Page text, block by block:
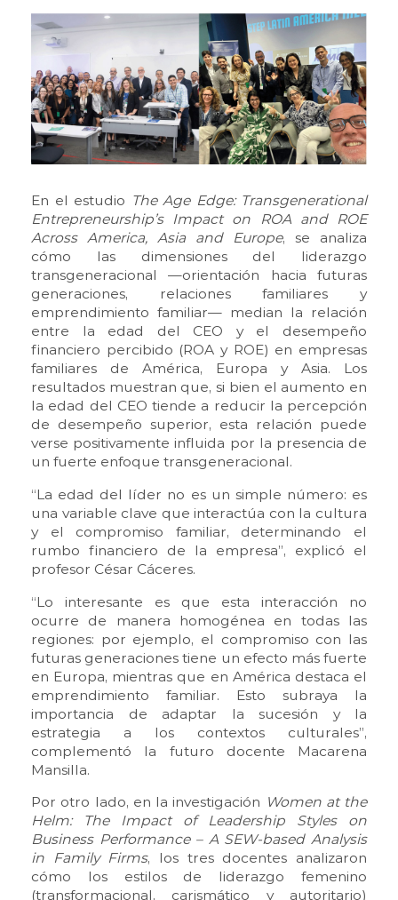
En el estudio The Age Edge: Transgenerational
Entrepreneurship’s Impact on ROA and ROE
Across America, Asia and Europe, se analiza
cómo las dimensiones del liderazgo
transgeneracional —orientación hacia futuras
generaciones, relaciones familiares y
emprendimiento familiar— median la relación
entre la edad del CEO y el desempeño
financiero percibido (ROA y ROE) en empresas
familiares de América, Europa y Asia. Los
resultados muestran que, si bien el aumento en
la edad del CEO tiende a reducir la percepción
de desempeño superior, esta relación puede
verse positivamente influida por la presencia de
un fuerte enfoque transgeneracional.
“La edad del líder no es un simple número: es
una variable clave que interactúa con la cultura
y el compromiso familiar, determinando el
rumbo financiero de la empresa”, explicó el
profesor César Cáceres.
“Lo interesante es que esta interacción no
ocurre de manera homogénea en todas las
regiones: por ejemplo, el compromiso con las
futuras generaciones tiene un efecto más fuerte
en Europa, mientras que en América destaca el
emprendimiento familiar. Esto subraya la
importancia de adaptar la sucesión y la
estrategia a los contextos culturales”,
complementó la futuro docente Macarena
Mansilla.
Por otro lado, en la investigación Women at the
Helm: The Impact of Leadership Styles on
Business Performance – A SEW-based Analysis
in Family Firms, los tres docentes analizaron
cómo los estilos de liderazgo femenino
(transformacional, carismático y autoritario)